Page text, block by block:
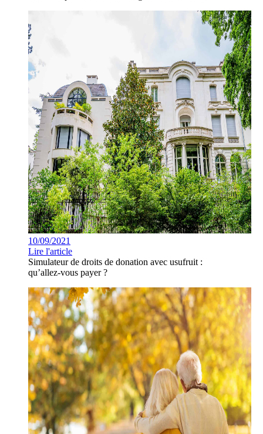
10/09/2021
Lire l'article
Simulateur de droits de donation avec usufruit :
qu’allez-vous payer ?